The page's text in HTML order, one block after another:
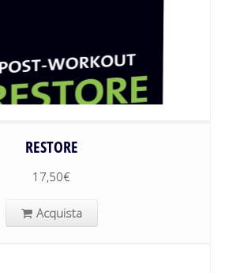
RESTORE
17,50€
Acquista